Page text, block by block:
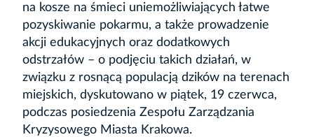
na kosze na śmieci uniemożliwiających łatwe
pozyskiwanie pokarmu, a także prowadzenie
akcji edukacyjnych oraz dodatkowych
odstrzałów – o podjęciu takich działań, w
związku z rosnącą populacją dzików na terenach
miejskich, dyskutowano w piątek, 19 czerwca,
podczas posiedzenia Zespołu Zarządzania
Kryzysowego Miasta Krakowa.